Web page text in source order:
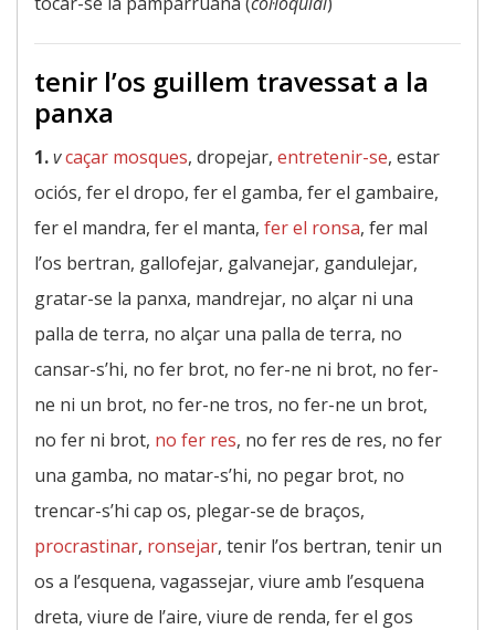
tenir l’os guillem travessat a la
panxa
1.vcaçar mosques, dropejar, entretenir-se, estar
ociós, fer el dropo, fer el gamba, fer el gambaire,
fer el mandra, fer el manta, fer el ronsa, fer mal
l’os bertran, gallofejar, galvanejar, gandulejar,
gratar-se la panxa, mandrejar, no alçar ni una
palla de terra, no alçar una palla de terra, no
cansar-s’hi, no fer brot, no fer-ne ni brot, no fer-
ne ni un brot, no fer-ne tros, no fer-ne un brot,
no fer ni brot, no fer res, no fer res de res, no fer
una gamba, no matar-s’hi, no pegar brot, no
trencar-s’hi cap os, plegar-se de braços,
procrastinar, ronsejar, tenir l’os bertran, tenir un
os a l’esquena, vagassejar, viure amb l’esquena
dreta, viure de l’aire, viure de renda, fer el gos